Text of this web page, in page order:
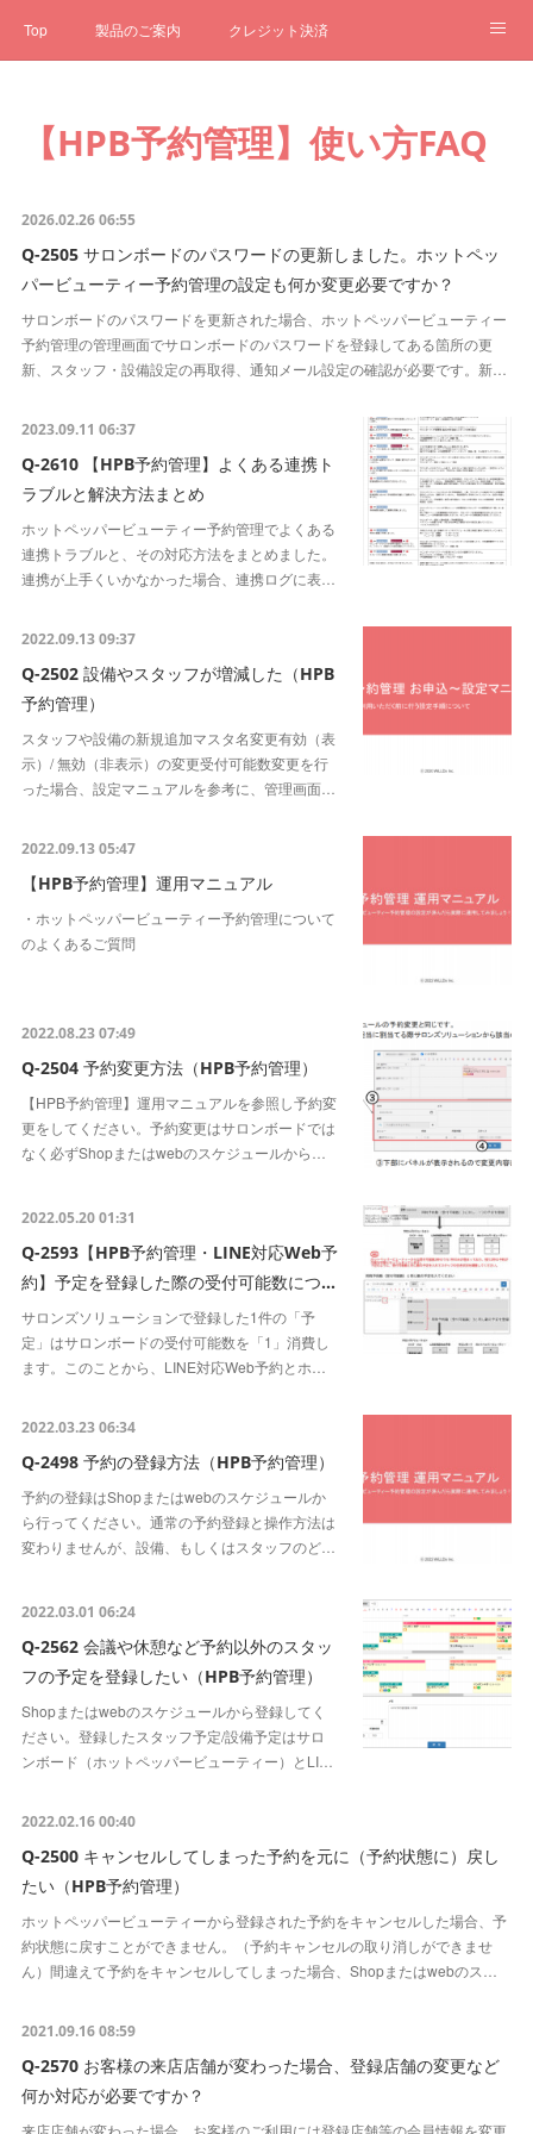
Top 製品のご案内 クレジット決済
クローゼット ステータス お問合せ
【HPB予約管理】使い方FAQ
2026.02.26 06:55
Q-2505 サロンボードのパスワードの更新しました。ホットペッ
パービューティー予約管理の設定も何か変更必要ですか？
サロンボードのパスワードを更新された場合、ホットペッパービューティー
予約管理の管理画面でサロンボードのパスワードを登録してある箇所の更
新、スタッフ・設備設定の再取得、通知メール設定の確認が必要です。新…
2023.09.11 06:37
Q-2610 【HPB予約管理】よくある連携ト
ラブルと解決方法まとめ
ホットペッパービューティー予約管理でよくある
連携トラブルと、その対応方法をまとめました。
連携が上手くいかなかった場合、連携ログに表…
2022.09.13 09:37
Q-2502 設備やスタッフが増減した（HPB
予約管理）
スタッフや設備の新規追加マスタ名変更有効（表
示）/ 無効（非表示）の変更受付可能数変更を行
った場合、設定マニュアルを参考に、管理画面…
2022.09.13 05:47
【HPB予約管理】運用マニュアル
・ホットペッパービューティー予約管理について
のよくあるご質問
2022.08.23 07:49
Q-2504 予約変更方法（HPB予約管理）
【HPB予約管理】運用マニュアルを参照し予約変
更をしてください。予約変更はサロンボードでは
なく必ずShopまたはwebのスケジュールから…
2022.05.20 01:31
Q-2593【HPB予約管理・LINE対応Web予
約】予定を登録した際の受付可能数につ…
サロンズソリューションで登録した1件の「予
定」はサロンボードの受付可能数を「1」消費し
ます。このことから、LINE対応Web予約とホ…
2022.03.23 06:34
Q-2498 予約の登録方法（HPB予約管理）
予約の登録はShopまたはwebのスケジュールか
ら行ってください。通常の予約登録と操作方法は
変わりませんが、設備、もしくはスタッフのど…
2022.03.01 06:24
Q-2562 会議や休憩など予約以外のスタッ
フの予定を登録したい（HPB予約管理）
Shopまたはwebのスケジュールから登録してく
ださい。登録したスタッフ予定/設備予定はサロ
ンボード（ホットペッパービューティー）とLI…
2022.02.16 00:40
Q-2500 キャンセルしてしまった予約を元に（予約状態に）戻し
たい（HPB予約管理）
ホットペッパービューティーから登録された予約をキャンセルした場合、予
約状態に戻すことができません。（予約キャンセルの取り消しができませ
ん）間違えて予約をキャンセルしてしまった場合、Shopまたはwebのス…
2021.09.16 08:59
Q-2570 お客様の来店店舗が変わった場合、登録店舗の変更など
何か対応が必要ですか？
来店店舗が変わった場合、お客様のご利用には登録店舗等の会員情報を変更